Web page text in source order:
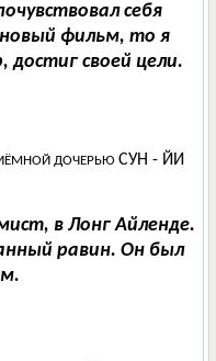
себя
фильм, то я
своей цели.
ДОЧЕРЬЮСУН - ЙИ
в Лонг Айленде.
равин. Он был